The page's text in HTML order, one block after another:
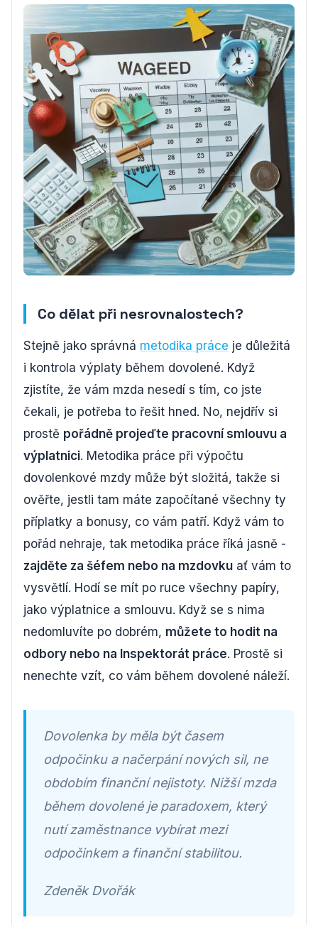
Co dělat při nesrovnalostech?
Stejně jako správná metodika práce je důležitá
i kontrola výplaty během dovolené. Když
zjistíte, že vám mzda nesedí s tím, co jste
čekali, je potřeba to řešit hned. No, nejdřív si
prostě pořádně projeďte pracovní smlouvu a
výplatnici. Metodika práce při výpočtu
dovolenkové mzdy může být složitá, takže si
ověřte, jestli tam máte započítané všechny ty
příplatky a bonusy, co vám patří. Když vám to
pořád nehraje, tak metodika práce říká jasně -
zajděte za šéfem nebo na mzdovku ať vám to
vysvětlí. Hodí se mít po ruce všechny papíry,
jako výplatnice a smlouvu. Když se s nima
nedomluvíte po dobrém, můžete to hodit na
odbory nebo na Inspektorát práce. Prostě si
nenechte vzít, co vám během dovolené náleží.
Dovolenka by měla být časem
odpočinku a načerpání nových sil, ne
obdobím finanční nejistoty. Nižší mzda
během dovolené je paradoxem, který
nutí zaměstnance vybírat mezi
odpočinkem a finanční stabilitou.
Zdeněk Dvořák